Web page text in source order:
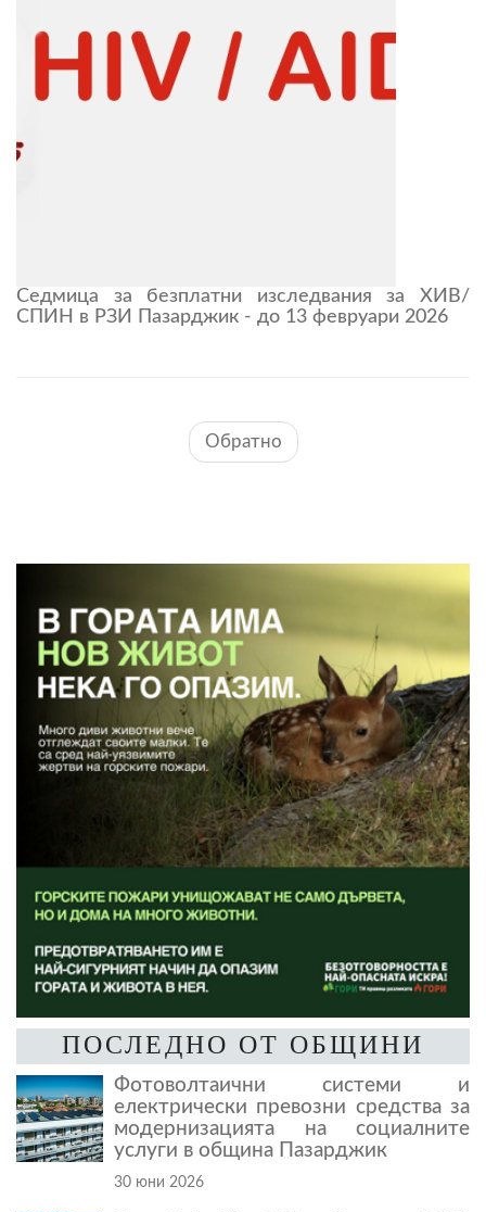
Седмица за безплатни изследвания за ХИВ/
СПИН в РЗИ Пазарджик - до 13 февруари 2026
Обратно
ПОСЛЕДНО ОТ ОБЩИНИ
Фотоволтаични системи и
електрически превозни средства за
модернизацията на социалните
услуги в община Пазарджик
30 юни 2026